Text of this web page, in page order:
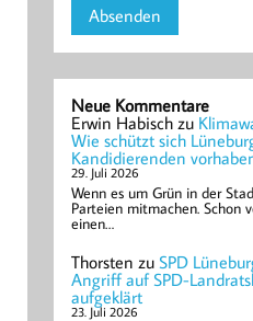
Neue Kommentare
Erwin Habisch zu
Wie schützt sich
Kandidierenden
29. Juli 2026
Wenn es um Grün in der
Parteien mitmachen. Schon
einen…
Thorsten zuSPD
Angriff auf SPD-
aufgeklärt
23. Juli 2026